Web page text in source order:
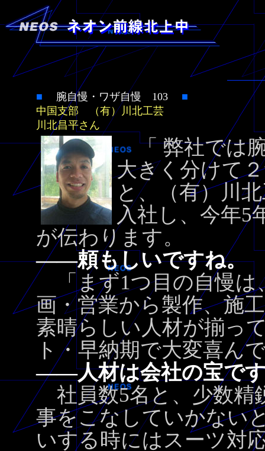
■ 腕自慢・ワザ自慢 103
■
中国支部 （有）川北工芸
川北昌平さん
「 弊社では腕
大きく分けて
と、（有）川
入社し、今年5
が伝わります。
――頼もしいですね。
「まず1つ目の自慢は
画・営業から製作、施
素晴らしい人材が揃っ
ト・早納期で大変喜ん
――人材は会社の宝で
社員数5名と、少数精
事をこなしていかない
いする時にはスーツ対